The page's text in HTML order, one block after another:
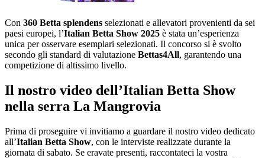
Con 360 Betta splendens selezionati e allevatori provenienti da sei
paesi europei, l’Italian Betta Show 2025 è stata un’esperienza
unica per osservare esemplari selezionati. Il concorso si è svolto
secondo gli standard di valutazione Bettas4All, garantendo una
competizione di altissimo livello.
Il nostro video dell’Italian Betta Show
nella serra La Mangrovia
Prima di proseguire vi invitiamo a guardare il nostro video dedicato
all’Italian Betta Show, con le interviste realizzate durante la
giornata di sabato. Se eravate presenti, raccontateci la vostra